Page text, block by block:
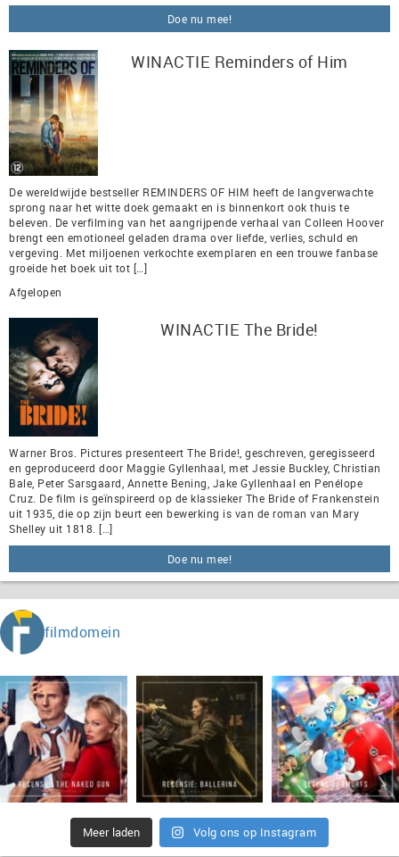
Doe nu mee!
WINACTIE Reminders of Him
De wereldwijde bestseller REMINDERS OF HIM heeft de langverwachte
sprong naar het witte doek gemaakt en is binnenkort ook thuis te
beleven. De verfilming van het aangrijpende verhaal van Colleen Hoover
brengt een emotioneel geladen drama over liefde, verlies, schuld en
vergeving. Met miljoenen verkochte exemplaren en een trouwe fanbase
groeide het boek uit tot […]
Afgelopen
WINACTIE The Bride!
Warner Bros. Pictures presenteert The Bride!, geschreven, geregisseerd
en geproduceerd door Maggie Gyllenhaal, met Jessie Buckley, Christian
Bale, Peter Sarsgaard, Annette Bening, Jake Gyllenhaal en Penélope
Cruz. De film is geïnspireerd op de klassieker The Bride of Frankenstein
uit 1935, die op zijn beurt een bewerking is van de roman van Mary
Shelley uit 1818. […]
Doe nu mee!
filmdomein
Meer laden Volg ons op Instagram